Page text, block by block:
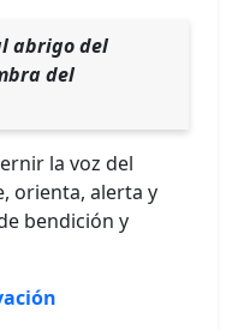
abrigo del
del
la voz del
orienta, alerta y
bendición y